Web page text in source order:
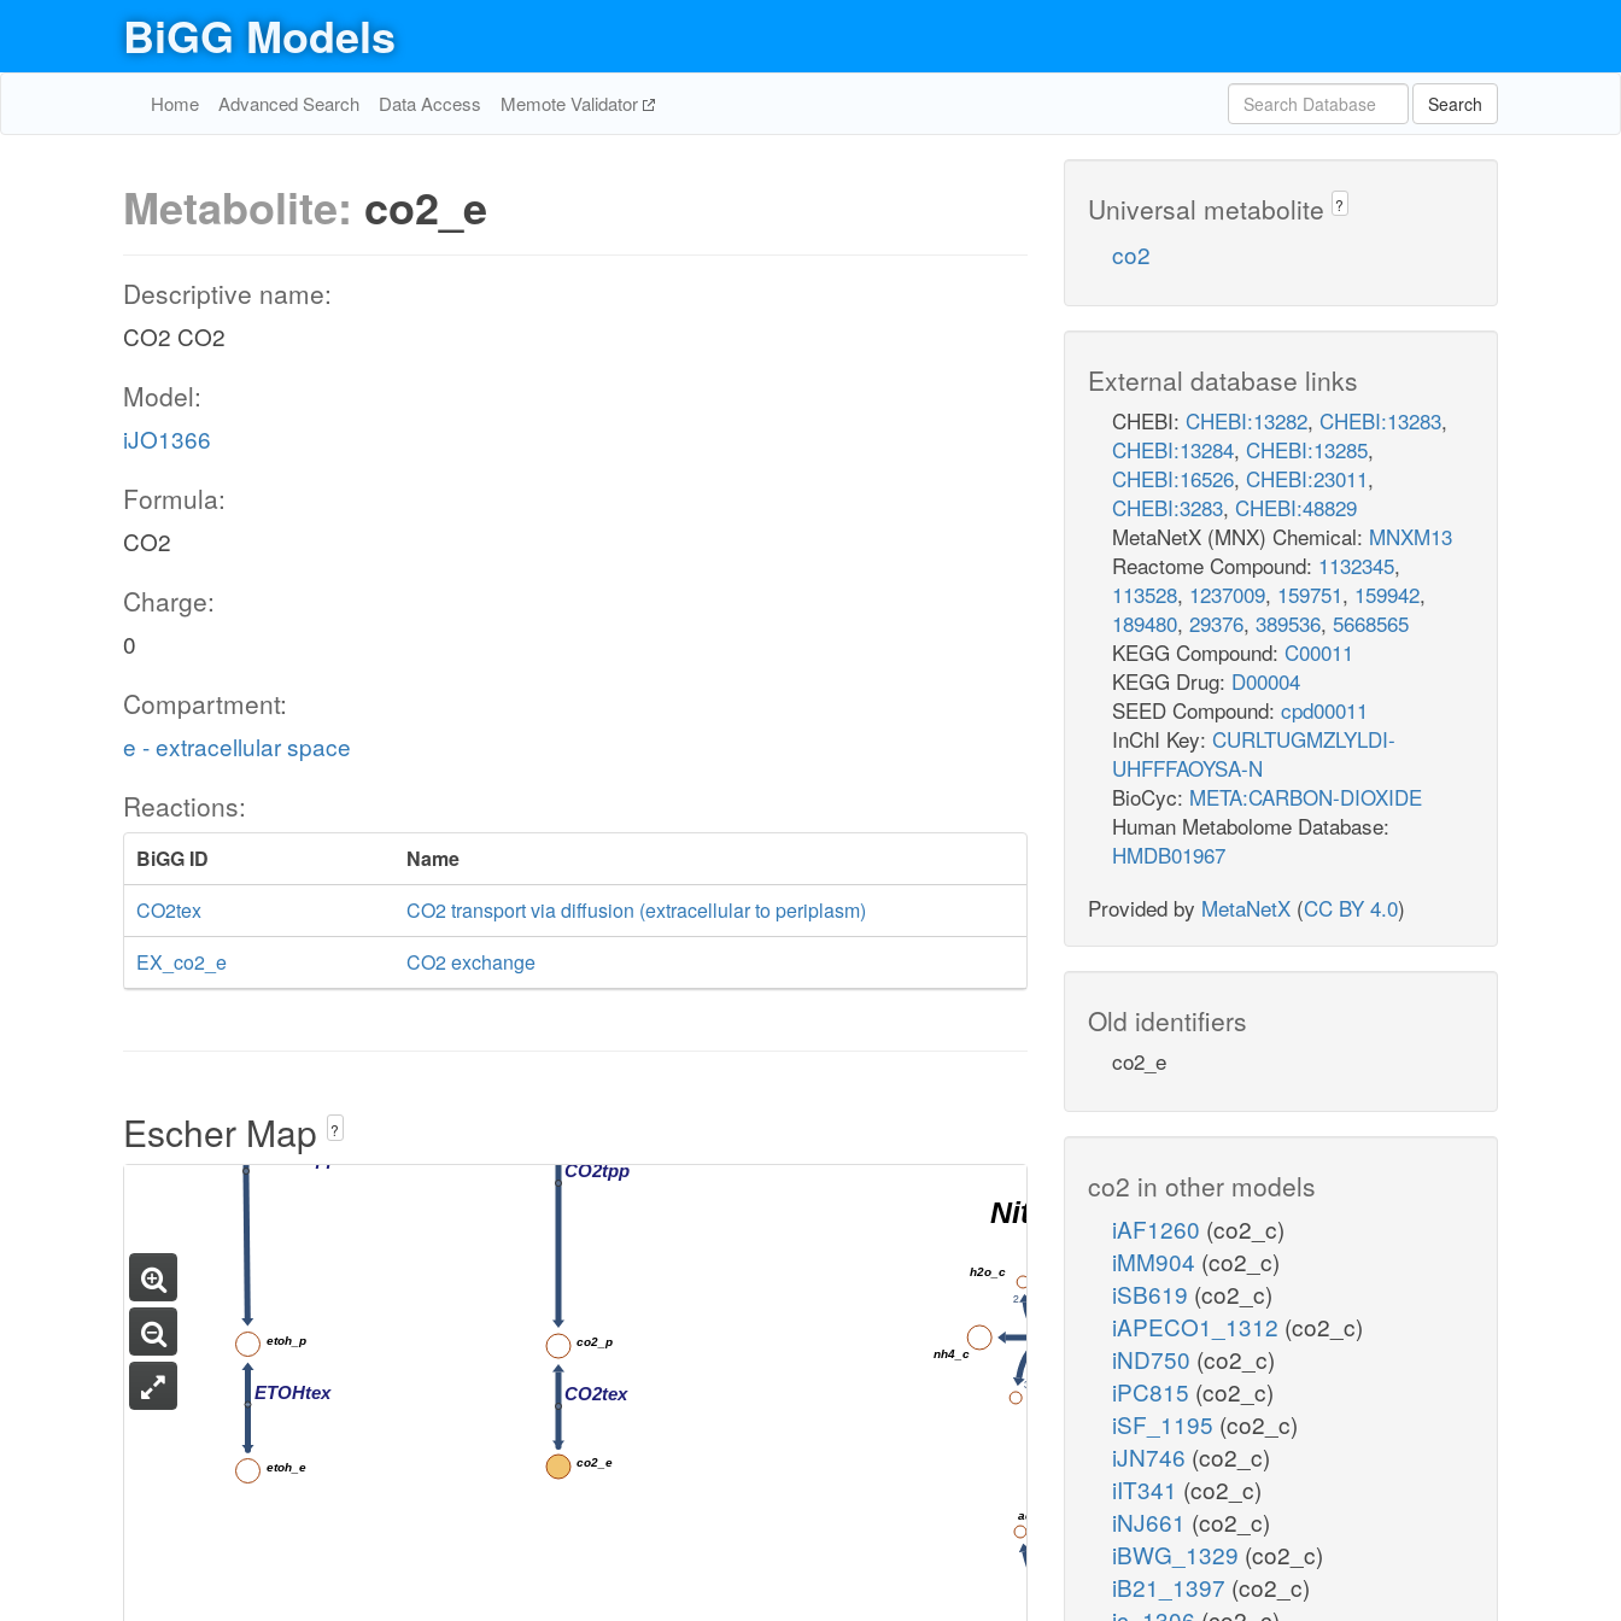
BiGG Models
Home Advanced Search Data Access Memote Validator Search
Metabolite: co2_e
Descriptive name:
CO2 CO2
Model:
iJO1366
Formula:
CO2
Charge:
0
Compartment:
e - extracellular space
Reactions:
BiGG ID
Name
CO2tex
CO2 transport via diffusion (extracellular to periplasm)
EX_co2_e
CO2 exchange
Escher Map ?
ACONMT
ETOHtrpp
ETOHtex
SPODMpp
PPK2r
CO2tex
2
CITt3pp
ACONTa
5
3
2
CO2tpp
aconm_c
acon_C_c
etoh_p
etoh_c
etoh_e
o2s_p
atp_c
adp_c
co2_e
co2_p
h_c h2o2_c
o2_c
nadh_c
h_c
no2_c
nh4_c
h2o_c
Nitrite Reductase
Oxidative Stress
Universal metabolite ?
co2
External database links
CHEBI: CHEBI:13282, CHEBI:13283,
CHEBI:13284, CHEBI:13285,
CHEBI:16526, CHEBI:23011,
CHEBI:3283, CHEBI:48829
MetaNetX (MNX) Chemical: MNXM13
Reactome Compound: 1132345,
113528, 1237009, 159751, 159942,
189480, 29376, 389536, 5668565
KEGG Compound: C00011
KEGG Drug: D00004
SEED Compound: cpd00011
InChI Key: CURLTUGMZLYLDI-
UHFFFAOYSA-N
BioCyc: META:CARBON-DIOXIDE
Human Metabolome Database:
HMDB01967
Provided by MetaNetX (CC BY 4.0)
Old identifiers
co2_e
co2 in other models
iAF1260 (co2_c)
iMM904 (co2_c)
iSB619 (co2_c)
iAPECO1_1312 (co2_c)
iND750 (co2_c)
iPC815 (co2_c)
iSF_1195 (co2_c)
iJN746 (co2_c)
iIT341 (co2_c)
iNJ661 (co2_c)
iBWG_1329 (co2_c)
iB21_1397 (co2_c)